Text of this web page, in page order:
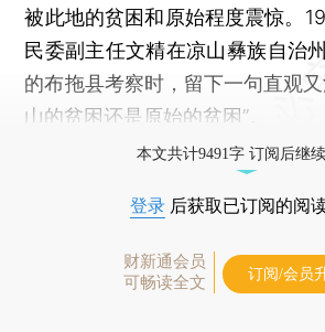
被此地的贫困和原始程度震惊。
民委副主任文精在凉山彝族自治
的布拖县考察时，留下一句直观
山的贫困还是原始的贫困”。
本文共计9491字 订阅后继
登录 后获取已订阅的阅
财新通会员
可畅读全文
订阅/会员